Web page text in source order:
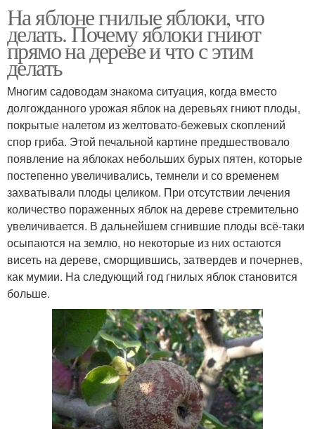
На яблоне гнилые яблоки, что
делать. Почему яблоки гниют
прямо на дереве и что с этим
делать
Многим садоводам знакома ситуация, когда вместо
долгожданного урожая яблок на деревьях гниют плоды,
покрытые налетом из желтовато-бежевых скоплений
спор гриба. Этой печальной картине предшествовало
появление на яблоках небольших бурых пятен, которые
постепенно увеличивались, темнели и со временем
захватывали плоды целиком. При отсутствии лечения
количество пораженных яблок на дереве стремительно
увеличивается. В дальнейшем сгнившие плоды всё-таки
осыпаются на землю, но некоторые из них остаются
висеть на дереве, сморщившись, затвердев и почернев,
как мумии. На следующий год гнилых яблок становится
больше.